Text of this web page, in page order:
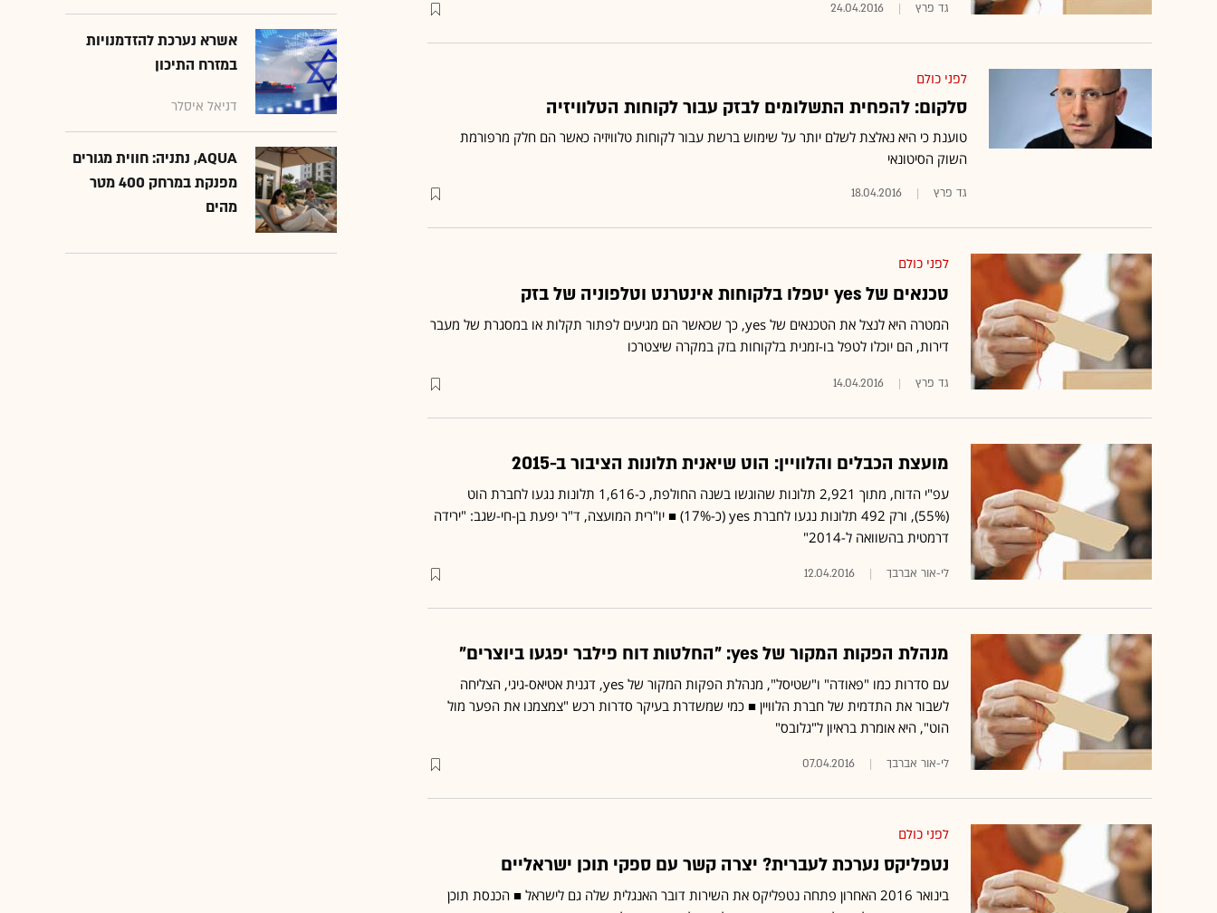
גד פרץ 24.04.2016
לפני כולם
סלקום: להפחית התשלומים לבזק עבור לקוחות הטלוויזיה
טוענת כי היא נאלצת לשלם יותר על שימוש ברשת עבור לקוחות טלוויזיה כאשר הם חלק מרפורמת
השוק הסיטונאי
גד פרץ 18.04.2016
לפני כולם
טכנאים של yes יטפלו בלקוחות אינטרנט וטלפוניה של בזק
המטרה היא לנצל את הטכנאים של yes, כך שכאשר הם מגיעים לפתור תקלות או במסגרת של מעבר
דירות, הם יוכלו לטפל בו-זמנית בלקוחות בזק במקרה שיצטרכו
גד פרץ 14.04.2016
מועצת הכבלים והלוויין: הוט שיאנית תלונות הציבור ב-2015
עפ"י הדוח, מתוך 2,921 תלונות שהוגשו בשנה החולפת, כ-1,616 תלונות נגעו לחברת הוט
(55%), ורק 492 תלונות נגעו לחברת yes (כ-17%) ■ יו"רית המועצה, ד"ר יפעת בן-חי-שגב: "ירידה
דרמטית בהשוואה ל-2014"
לי-אור אברבך 12.04.2016
מנהלת הפקות המקור של yes: "החלטות דוח פילבר יפגעו ביוצרים"
עם סדרות כמו "פאודה" ו"שטיסל", מנהלת הפקות המקור של yes, דגנית אטיאס-גיגי, הצליחה
לשבור את התדמית של חברת הלוויין ■ כמי שמשדרת בעיקר סדרות רכש "צמצמנו את הפער מול
הוט", היא אומרת בראיון ל"גלובס"
לי-אור אברבך 07.04.2016
לפני כולם
נטפליקס נערכת לעברית? יצרה קשר עם ספקי תוכן ישראליים
בינואר 2016 האחרון פתחה נטפליקס את השירות דובר האנגלית שלה גם לישראל ■ הכנסת תוכן
אשרא נערכת להזדמנויות
במזרח התיכון
דניאל איסלר
AQUA, נתניה: חווית מגורים
מפנקת במרחק 400 מטר
מהים